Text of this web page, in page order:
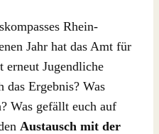
Rhein-
Jahr hat das Amt für
erneut Jugendliche
das Ergebnis? Was
Was gefällt euch auf
Austausch mit der